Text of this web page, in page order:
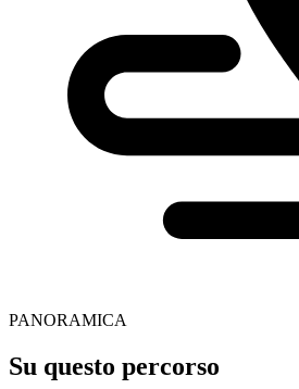
PANORAMICA
Su questo percorso